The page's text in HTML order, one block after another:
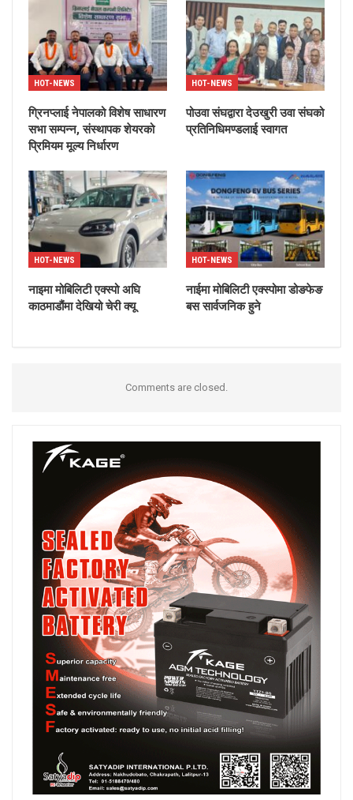
HOT-NEWS
ग्रिनप्लाई नेपालको विशेष साधारण
सभा सम्पन्न, संस्थापक शेयरको
प्रिमियम मूल्य निर्धारण
HOT-NEWS
पोउवा संघद्वारा देउखुरी उवा संघको
प्रतिनिधिमण्डलाई स्वागत
HOT-NEWS
नाइमा मोबिलिटी एक्स्पो अघि
काठमाडौंमा देखियो चेरी क्यू
HOT-NEWS
नाईमा मोबिलिटी एक्स्पोमा डोङफेङ
बस सार्वजनिक हुने
Comments are closed.